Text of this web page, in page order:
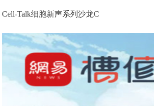
Cell-Talk细胞新声系列沙龙C